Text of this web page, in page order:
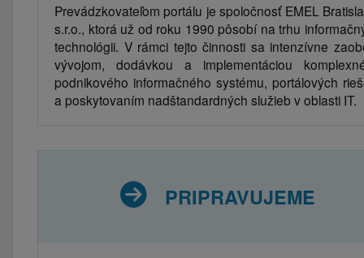
Prevádzkovateľom portálu je spoločnosť EMEL
s.r.o., ktorá už od roku 1990 pôsobí na trhu
technológii. V rámci tejto činnosti sa intenzívne
vývojom, dodávkou a implementáciou
podnikového informačného systému, portálových
a poskytovaním nadštandardných služieb v oblasti IT.
PRIPRAVUJEME